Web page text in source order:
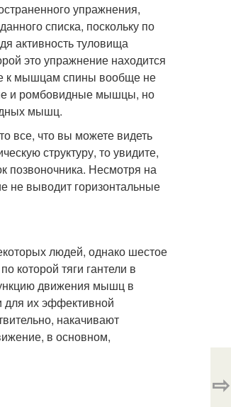
упражнения,
списка, поскольку по
активность туловища
это упражнение находится
к мышцам спины вообще не
и ромбовидные мышцы, но
мышц.
все, что вы можете видеть
структуру, то увидите,
позвоночника. Несмотря на
не выводит горизонтальные
людей, однако шестое
тяги гантели в
движения мышц в
их эффективной
накачивают
в основном,
⇨